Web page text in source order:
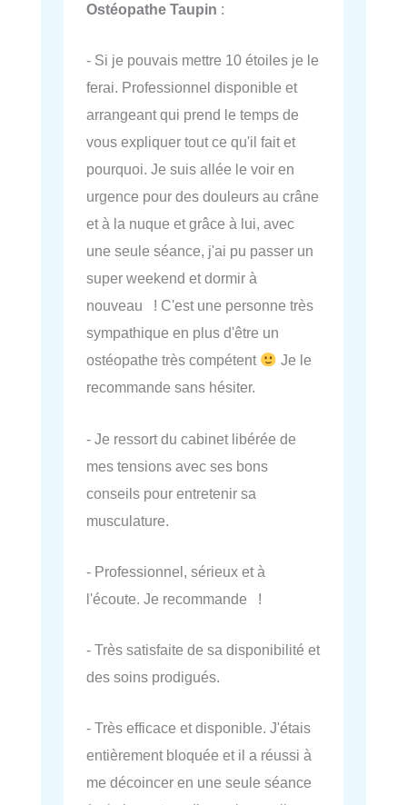
Ostéopathe Taupin :
- Si je pouvais mettre 10 étoiles je le
ferai. Professionnel disponible et
arrangeant qui prend le temps de
vous expliquer tout ce qu'il fait et
pourquoi. Je suis allée le voir en
urgence pour des douleurs au crâne
et à la nuque et grâce à lui, avec
une seule séance, j'ai pu passer un
super weekend et dormir à
nouveau ! C'est une personne très
sympathique en plus d'être un
ostéopathe très compétent
Je le
recommande sans hésiter.
- Je ressort du cabinet libérée de
mes tensions avec ses bons
conseils pour entretenir sa
musculature.
- Professionnel, sérieux et à
l'écoute. Je recommande !
- Très satisfaite de sa disponibilité et
des soins prodigués.
- Très efficace et disponible. J'étais
entièrement bloquée et il a réussi à
me décoincer en une seule séance